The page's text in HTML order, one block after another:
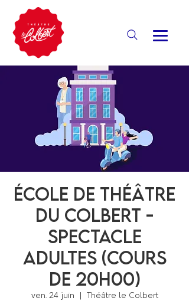
École de théâtre
du Colbert -
Spectacle
ADULTES (Cours
de 20h00)
ven. 24 juin
  |
Théâtre le Colbert